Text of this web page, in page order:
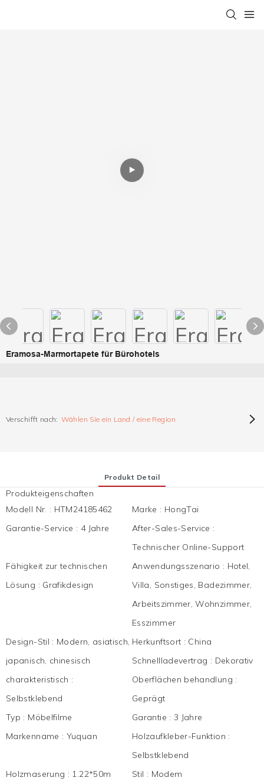
Eramosa-Marmortapete für Bürohotels
Verschifft nach: Wählen Sie ein Land / eine Region
Produkt Detail
Produkteigenschaften
Modell Nr. : HTM24185462 Marke : HongTai
Garantie-Service : 4 Jahre After-Sales-Service :
Technischer Online-Support
Fähigkeit zur technischen
Lösung : Grafikdesign
Anwendungsszenario : Hotel,
Villa, Sonstiges, Badezimmer,
Arbeitszimmer, Wohnzimmer,
Esszimmer
Design-Stil : Modern, asiatisch,
japanisch, chinesisch
Herkunftsort : China
Schnellladevertrag : Dekorativ
charakteristisch :
Selbstklebend
Oberflächen behandlung :
Geprägt
Typ : Möbelfilme Garantie : 3 Jahre
Markenname : Yuquan Holzaufkleber-Funktion :
Selbstklebend
Holzmaserung : 1.22*50m Stil : Modem